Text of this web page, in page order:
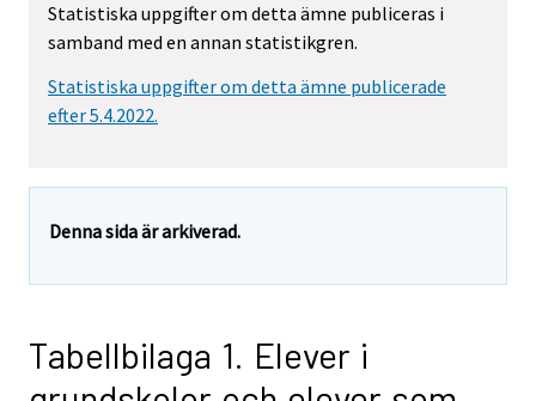
Statistiska uppgifter om detta ämne publiceras i
samband med en annan statistikgren.
Statistiska uppgifter om detta ämne publicerade
efter 5.4.2022.
Denna sida är arkiverad.
Tabellbilaga 1. Elever i